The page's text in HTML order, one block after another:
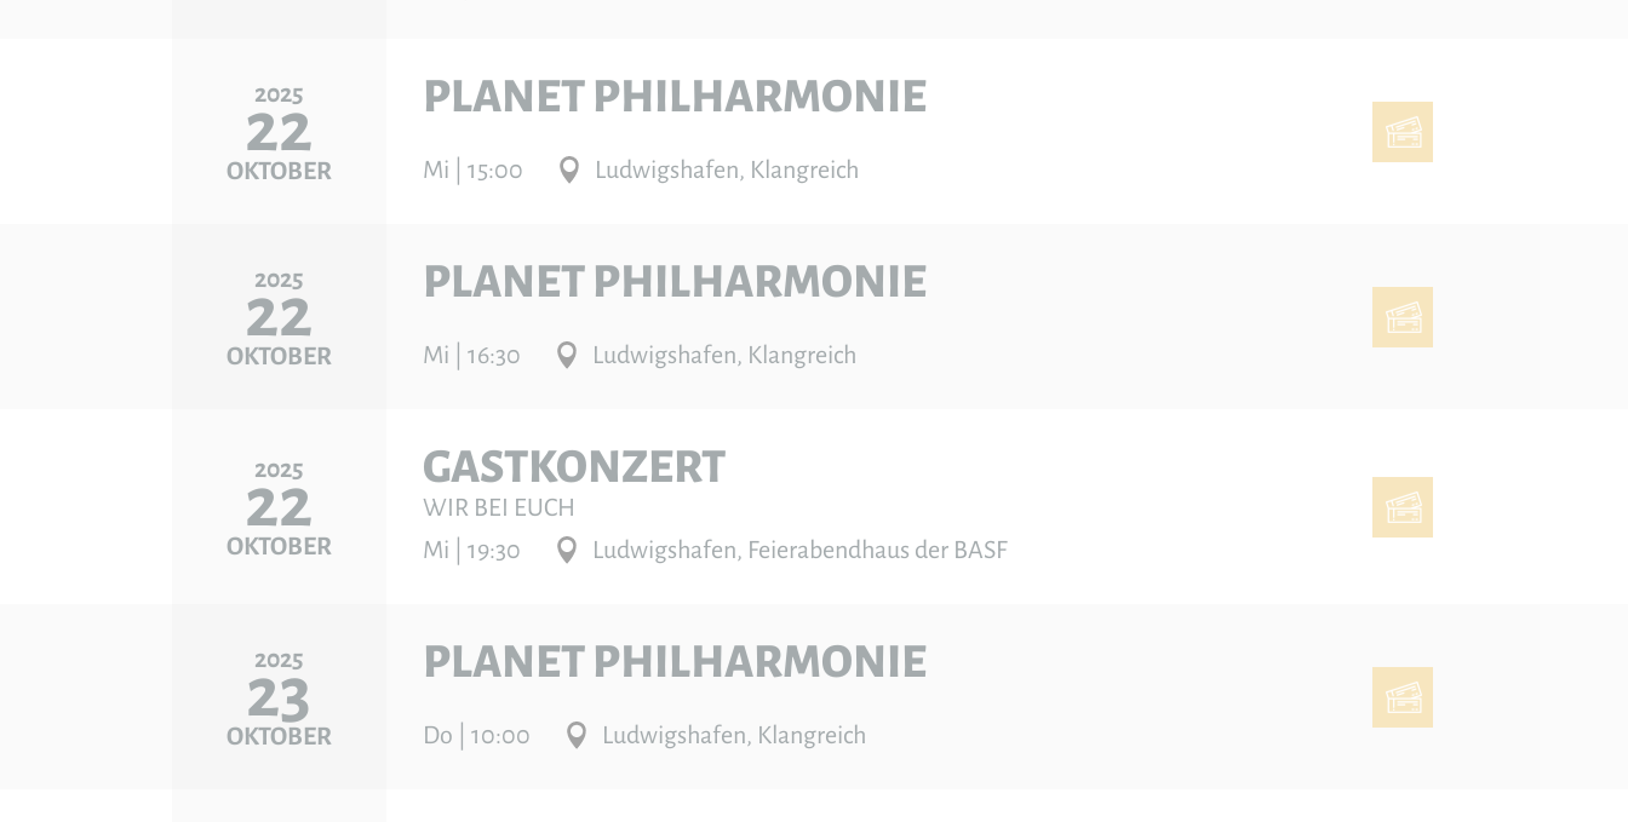
22
OKTOBER
2025 PLANET PHILHARMONIE
Mi | 15:00 Ludwigshafen, Klangreich
22
OKTOBER
2025 PLANET PHILHARMONIE
Mi | 16:30 Ludwigshafen, Klangreich
22
OKTOBER
2025 GASTKONZERT
WIR BEI EUCH
Mi | 19:30
Ludwigshafen, Feierabendhaus der BASF
23
OKTOBER
2025 PLANET PHILHARMONIE
Do | 10:00 Ludwigshafen, Klangreich